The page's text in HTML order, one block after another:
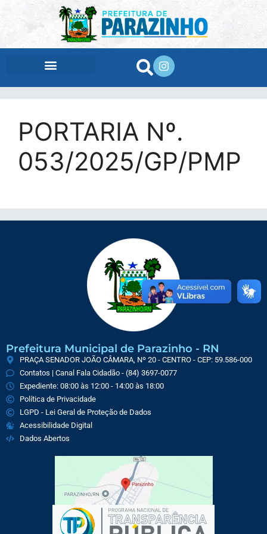
PORTARIA Nº.
053/2025/GP/PMP
Prefeitura Municipal de Parazinho - RN
PRAÇA SENADOR JOÃO CÂMARA, Nº 20 - CENTRO - CEP: 59.586-000
Contatos | Canal Fala Cidadão - (84) 3697-0077
Expediente: 08:00 às 12:00 - 14:00 às 18:00
Política de Privacidade
LGPD - Lei Geral de Proteção de Dados
Acessibilidade Digital
Dados Abertos